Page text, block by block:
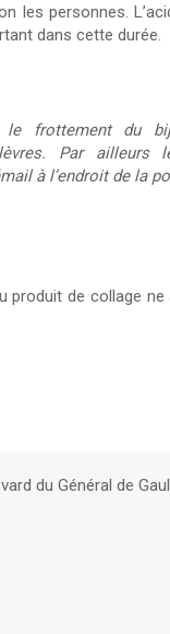
les personnes.
dans cette durée.
frottement du
Par ailleurs
à l’endroit de la
produit de collage ne
du Général de